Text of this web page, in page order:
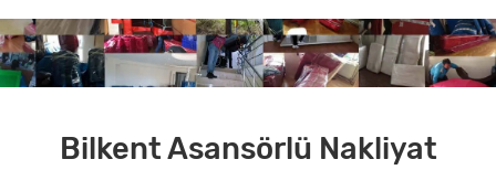
Bilkent Asansörlü Nakliyat